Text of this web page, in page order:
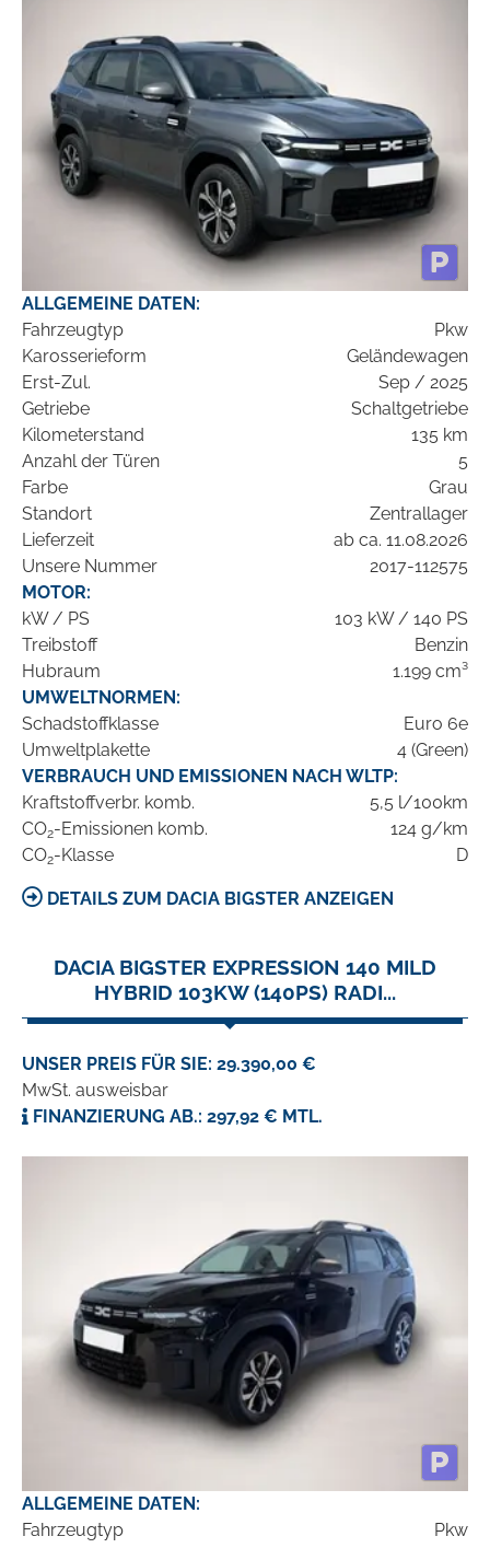
ALLGEMEINE DATEN:
Fahrzeugtyp
Pkw
Karosserieform
Geländewagen
Erst-Zul.
Sep / 2025
Getriebe
Schaltgetriebe
Kilometerstand
135 km
Anzahl der Türen
5
Farbe
Grau
Standort
Zentrallager
Lieferzeit
ab ca. 11.08.2026
Unsere Nummer
2017-112575
MOTOR:
kW / PS
103 kW / 140 PS
Treibstoff
Benzin
Hubraum
1.199 cm³
UMWELTNORMEN:
Schadstoffklasse
Euro 6e
Umweltplakette
4 (Green)
VERBRAUCH UND EMISSIONEN NACH WLTP:
Kraftstoffverbr. komb.
5,5 l/100km
CO2-Emissionen komb.
124 g/km
CO2-Klasse D
DETAILS ZUM DACIA BIGSTER ANZEIGEN
DACIA BIGSTER EXPRESSION 140 MILD
HYBRID 103KW (140PS) RADI...
UNSER PREIS FÜR SIE: 29.390,00 €
MwSt. ausweisbar
FINANZIERUNG AB.: 297,92 € MTL.
ALLGEMEINE DATEN:
Fahrzeugtyp
Pkw